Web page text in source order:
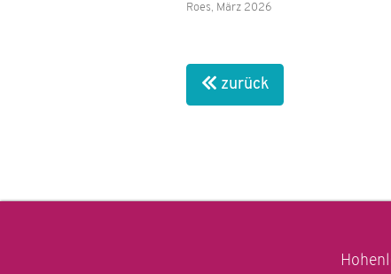
Roes, März 2026
zurück